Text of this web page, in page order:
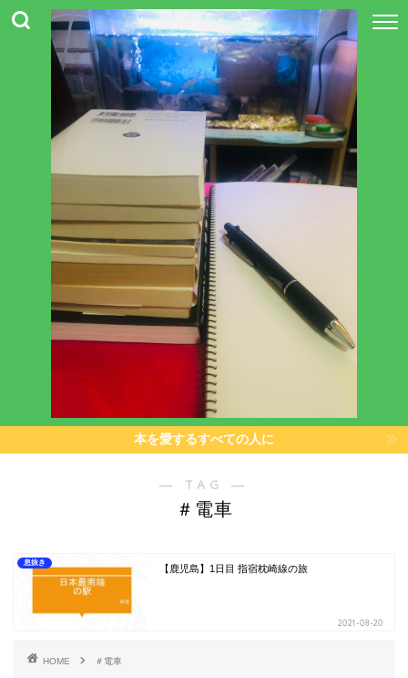
本を愛するすべての人に
― TAG ―
＃電車
息抜き
【鹿児島】1日目 指宿枕崎線の旅
2021-08-20
HOME ＃電車